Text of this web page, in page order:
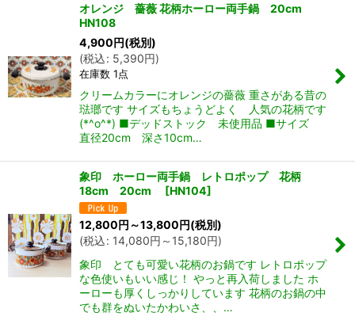
オレンジ 薔薇 花柄ホーロー両手鍋 20cm
HN108
4,900円(税別)
(税込: 5,390円)
在庫数 1点
クリームカラーにオレンジの薔薇 重さがある昔の
琺瑯です サイズもちょうどよく 人気の花柄です
(*^o^*) ■デッドストック 未使用品 ■サイズ
直径20cm 深さ10cm…
象印 ホーロー両手鍋 レトロポップ 花柄
18cm 20cm
[HN104]
12,800円 ～13,800円(税別)
(税込: 14,080円 ～15,180円)
象印 とても可愛い花柄のお鍋です レトロポップ
な色使いもいい感じ！ やっと再入荷しました ホ
ーローも厚くしっかりしています 花柄のお鍋の中
でも群をぬいたかわいさ、、…